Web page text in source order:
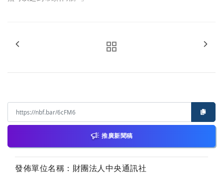
推廣新聞稿
發佈單位名稱：財團法人中央通訊社